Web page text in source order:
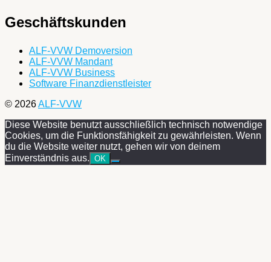
Geschäftskunden
ALF-VVW Demoversion
ALF-VVW Mandant
ALF-VVW Business
Software Finanzdienstleister
© 2026ALF-VVW
Diese Website benutzt ausschließlich technisch notwendige
Cookies, um die Funktionsfähigkeit zu gewährleisten. Wenn
du die Website weiter nutzt, gehen wir von deinem
Einverständnis aus. OK